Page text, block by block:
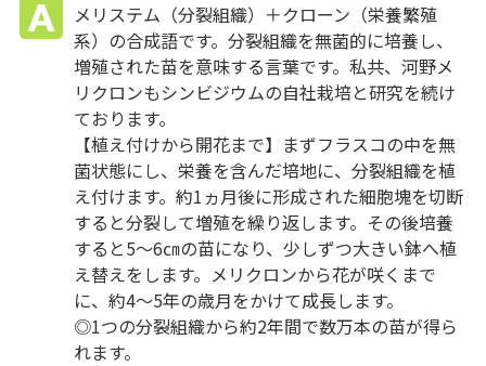
メリステム（分裂組織）＋クローン（栄養繁殖
系）の合成語です。分裂組織を無菌的に培養し、
増殖された苗を意味する言葉です。私共、河野メ
リクロンもシンビジウムの自社栽培と研究を続け
ております。
【植え付けから開花まで】まずフラスコの中を無
菌状態にし、栄養を含んだ培地に、分裂組織を植
え付けます。約1ヵ月後に形成された細胞塊を切断
すると分裂して増殖を繰り返します。その後培養
すると5～6㎝の苗になり、少しずつ大きい鉢へ植
え替えをします。メリクロンから花が咲くまで
に、約4～5年の歳月をかけて成長します。
◎1つの分裂組織から約2年間で数万本の苗が得ら
れます。